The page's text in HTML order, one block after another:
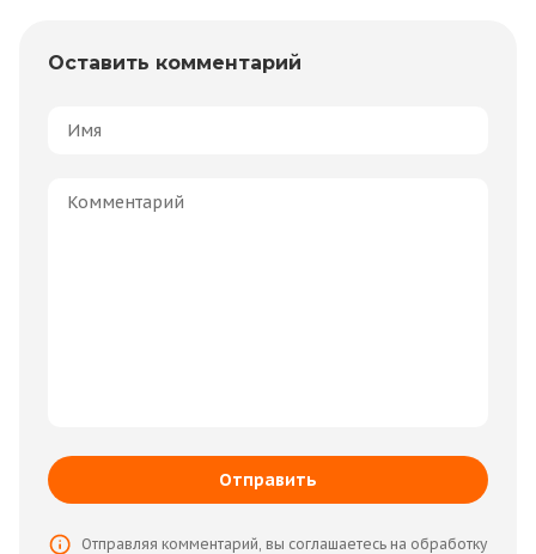
Оставить комментарий
Отправляя комментарий, вы соглашаетесь на обработку
Отправить